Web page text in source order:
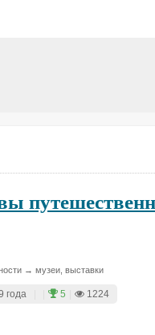
→ музеи, выставки
года 5 1224